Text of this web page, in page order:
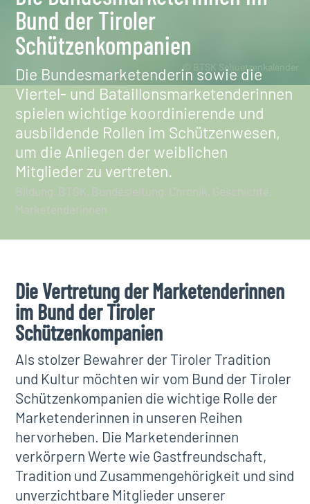
© BTSK Schuetzenkalender
Bund der Tiroler
Schützenkompanien
Die Bundesmarketenderin sowie die
Viertel- und Bataillonsmarketenderinnen
spielen wichtige koordinierende und
ausbildende Rollen im Schützenwesen,
um die Anliegen der weiblichen
Mitglieder zu vertreten.
Bildung BTSK Bundesleitung Chronik Geschichte
Marketenderinnen
Die Vertretung der Marketenderinnen
im Bund der Tiroler
Schützenkompanien
Als stolzer Bewahrer der Tiroler Tradition
und Kultur möchten wir vom Bund der Tiroler
Schützenkompanien die wichtige Rolle der
Marketenderinnen in unseren Reihen
hervorheben. Die Marketenderinnen
verkörpern Werte wie Gastfreundschaft,
Tradition und Zusammengehörigkeit und sind
unverzichtbare Mitglieder unserer